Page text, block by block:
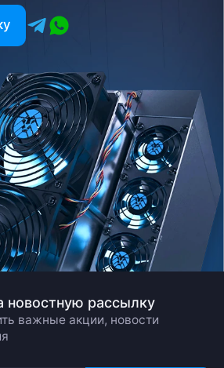
и мы свяжемся с вами в
новостную рассылку
важные акции, новости